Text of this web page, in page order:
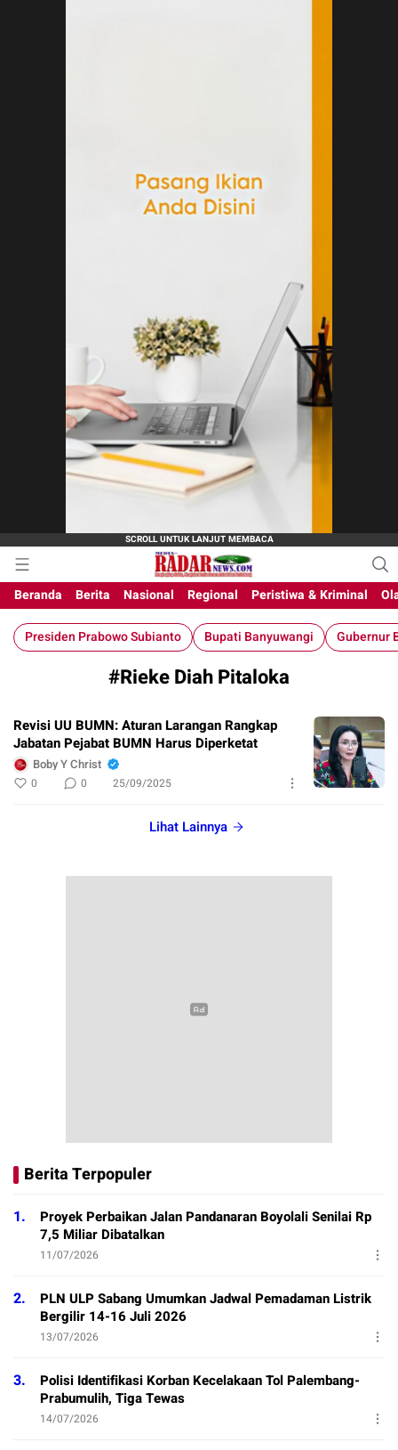
M-Radar News
media online
Beranda
Berita Nasional Regional Peristiwa & Kriminal
Presiden Prabowo Subianto Bupati Banyuwangi Gubernur
#Rieke Diah Pitaloka
Revisi UU BUMN: Aturan Larangan Rangkap
Jabatan Pejabat BUMN Harus Diperketat
Boby Y Christ
0 0 25/09/2025
Lihat Lainnya
Berita Terpopuler
1.
Proyek Perbaikan Jalan Pandanaran Boyolali Senilai Rp
7,5 Miliar Dibatalkan
11/07/2026
2.
PLN ULP Sabang Umumkan Jadwal Pemadaman Listrik
Bergilir 14-16 Juli 2026
13/07/2026
3.
Polisi Identifikasi Korban Kecelakaan Tol Palembang-
Prabumulih, Tiga Tewas
14/07/2026